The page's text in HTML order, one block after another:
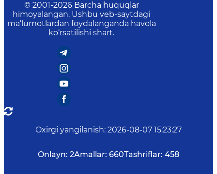
© 2001-2026 Barcha huquqlar
himoyalangan. Ushbu veb-saytdagi
ma’lumotlardan foydalanganda havola
ko‘rsatilishi shart.
Oxirgi yangilanish: 2026-08-07 15:23:27
Onlayn: 2Amallar: 660Tashriflar: 458